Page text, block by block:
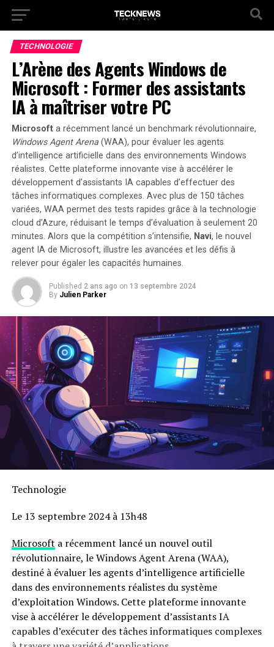
TECHNOLOGIE
L’Arène des Agents Windows de
Microsoft : Former des assistants
IA à maîtriser votre PC
Microsofta récemment lancé un benchmark révolutionnaire,
Windows Agent Arena(WAA), pour évaluer les agents
d’intelligence artificielle dans des environnements Windows
réalistes. Cette plateforme innovante vise à accélérer le
développementd’assistants IA capables d’effectuer des
tâches informatiques complexes. Avec plus de 150 tâches
variées, WAA permet des tests rapides grâce à la technologie
cloud d’Azure, réduisant le temps d’évaluation à seulement 20
minutes. Alors que la compétition s’intensifie, Navi, le nouvel
agent IA de Microsoft, illustre les avancées et les défis à
relever pour égaler les capacités humaines.
Published 2 ans ago on 13 septembre 2024
By Julien Parker
Technologie
Le 13 septembre 2024 à 13h48
Microsoft a récemment lancé un nouvel outil
révolutionnaire, le Windows Agent Arena (WAA),
destiné à évaluer les agents d’intelligence artificielle
dans des environnements réalistes du système
d’exploitation Windows. Cette plateforme innovante
vise à accélérer le développement d’assistants IA
capables d’exécuter des tâches informatiques complexes